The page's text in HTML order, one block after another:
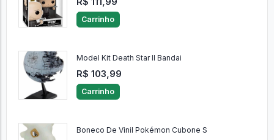
R$ 111,99
Carrinho
Model Kit Death Star II Bandai
R$ 103,99
Carrinho
Boneco De Vinil Pokémon Cubone S